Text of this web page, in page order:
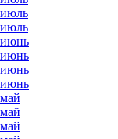
июнь
июнь
июнь
июнь